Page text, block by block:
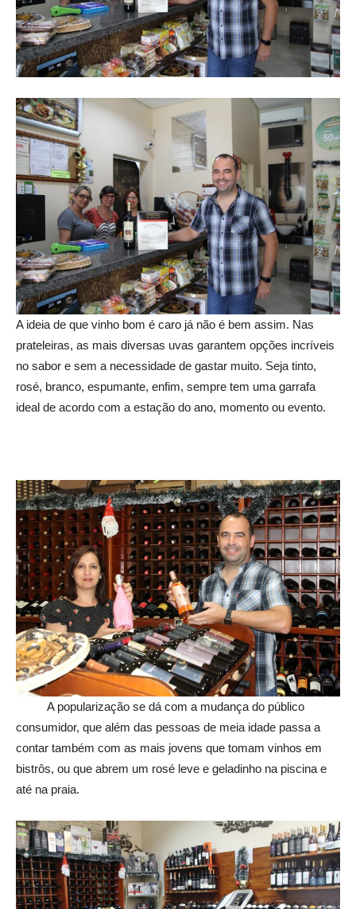
A ideia de que vinho bom é caro já não é bem assim. Nas
prateleiras, as mais diversas uvas garantem opções incríveis
no sabor e sem a necessidade de gastar muito. Seja tinto,
rosé, branco, espumante, enfim, sempre tem uma garrafa
ideal de acordo com a estação do ano, momento ou evento.
A popularização se dá com a mudança do público
consumidor, que além das pessoas de meia idade passa a
contar também com as mais jovens que tomam vinhos em
bistrôs, ou que abrem um rosé leve e geladinho na piscina e
até na praia.